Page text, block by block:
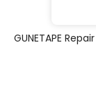
GUNETAPE